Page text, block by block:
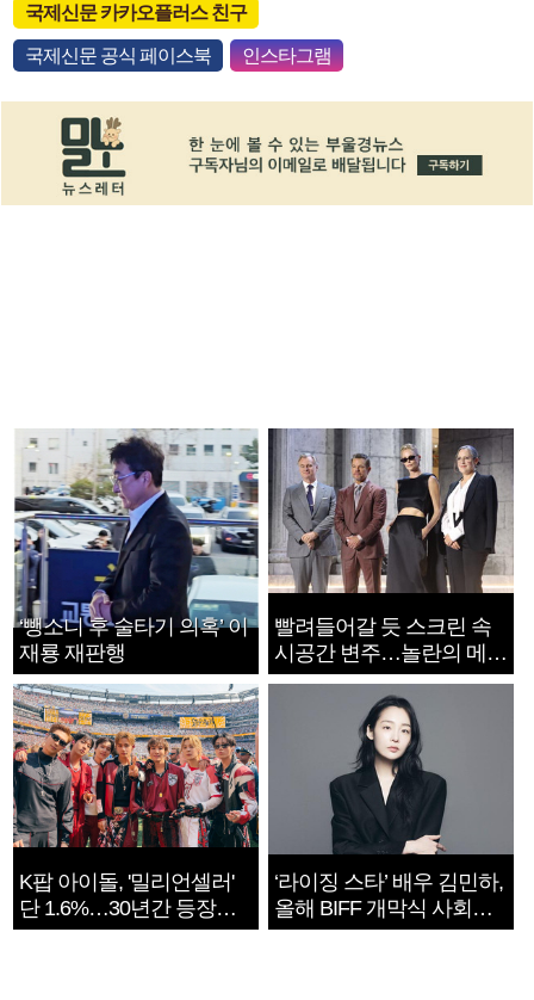
국제신문 카카오플러스 친구
국제신문 공식 페이스북 인스타그램
‘뺑소니 후 술타기 의혹’ 이
재룡 재판행
빨려들어갈 듯 스크린 속
시공간 변주…놀란의 메시
지는 ‘전쟁 속죄’
K팝 아이돌, '밀리언셀러'
단 1.6%…30년간 등장
1182개팀 전수조사
‘라이징 스타’ 배우 김민하,
올해 BIFF 개막식 사회자
확정